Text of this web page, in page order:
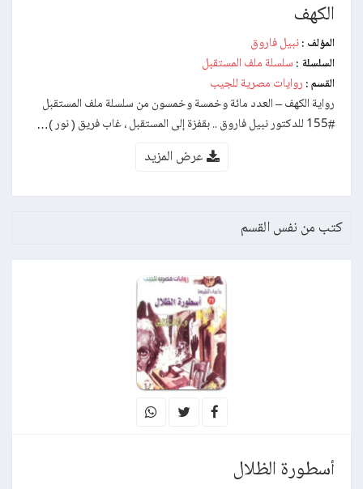
الكهف
المؤلف : نبيل فاروق
السلسلة : سلسلة ملف المستقبل
القسم : روايات مصرية للجيب
رواية الكهف – العدد مائة وخمسة وخمسون من سلسلة ملف المستقبل
#155 للدكتور نبيل فاروق .. بقفزة إلى المستقبل ، غاب فريق ( نور )…
عرض المزيد
كتب من نفس القسم
أسطورة الظلال